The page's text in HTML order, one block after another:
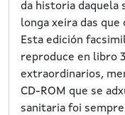
da historia daquela
longa xeira das que
Esta edición
reproduce en libro
extraordinarios,
CD-ROM que se
sanitaria foi